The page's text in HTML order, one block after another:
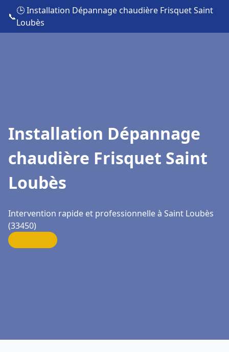
📞
🕒 Installation Dépannage chaudière Frisquet Saint
Loubès
Installation Dépannage
chaudière Frisquet Saint
Loubès
Intervention rapide et professionnelle à Saint Loubès
(33450)